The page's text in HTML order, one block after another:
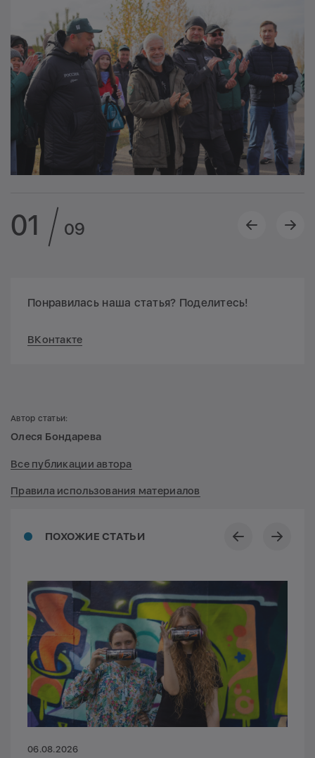
01 09
Понравилась наша статья? Поделитесь!
ВКонтакте
ПОХОЖИЕ СТАТЬИ
06.08.2026
Автор статьи:
Олеся Бондарева
Все публикации автора
Правила использования материалов